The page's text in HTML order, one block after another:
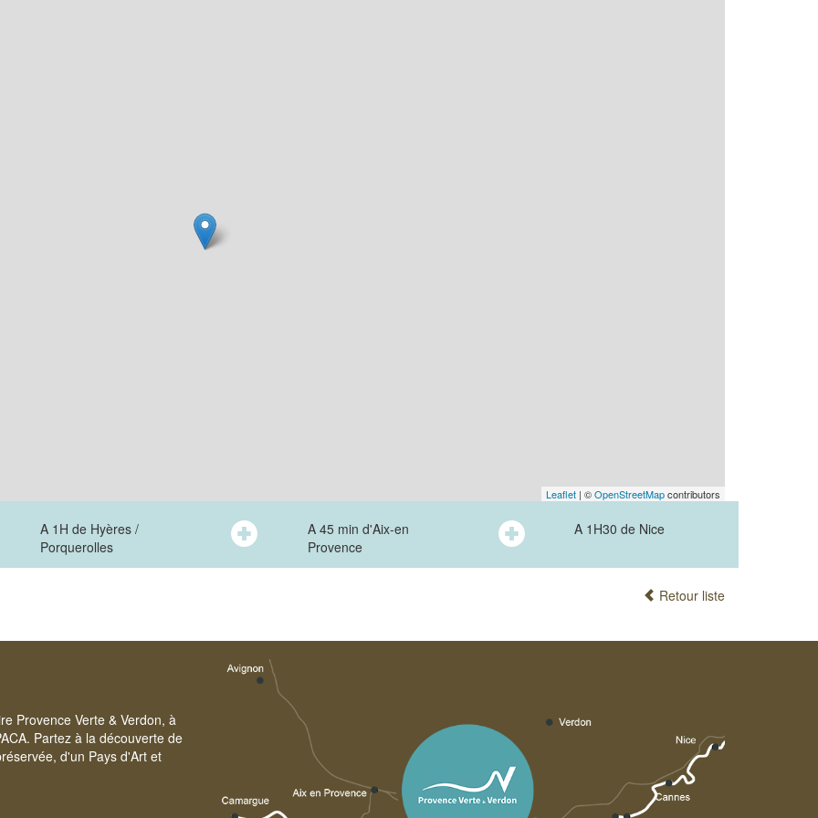
Leaflet | ©OpenStreetMapcontributors
A 1H de Hyères /
Porquerolles
A 45 min d'Aix-en
Provence
A 1H30 de Nice
Retour liste
Provence Verte & Verdon, à
Partez à la découverte de
d'un Pays d'Art et